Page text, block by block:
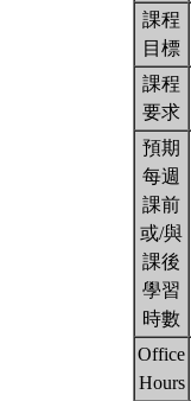
課程
目標
課程
要求
預期
每週
課前
或/與
課後
學習
時數
Office
Hours